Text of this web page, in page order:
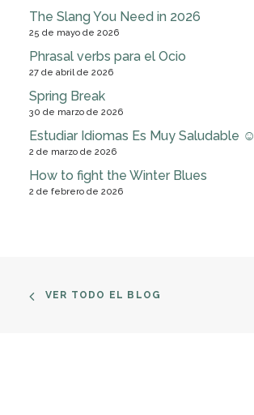
The Slang You Need in 2026
25 de mayo de 2026
Phrasal verbs para el Ocio
27 de abril de 2026
Spring Break
30 de marzo de 2026
Estudiar Idiomas Es Muy Saludable ☺
2 de marzo de 2026
How to fight the Winter Blues
2 de febrero de 2026
VER TODO EL BLOG